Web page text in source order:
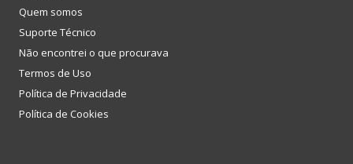
Quem somos
Suporte Técnico
Não encontrei o que procurava
Termos de Uso
Política de Privacidade
Política de Cookies